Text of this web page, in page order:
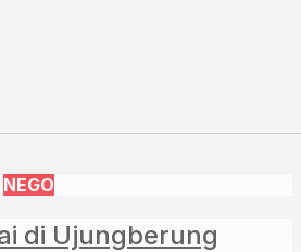
NEGO
di Ujungberung